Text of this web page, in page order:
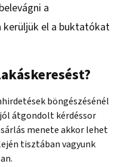
a
kerüljük el a buktatókat
böngészésénél
átgondolt kérdéssor
menete akkor lehet
tisztában vagyunk